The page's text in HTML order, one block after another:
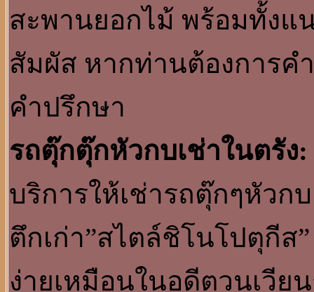
สะพานยอกไม้ พร้อมทั้งแ
สัมผัส หากท่านต้องการค
คำปรึกษา
รถตุ๊กตุ๊กหัวกบเช่าในตรัง:
บริการให้เช่ารถตุ๊กๆหัวก
ตึกเก่า”สไตล์ชิโนโปตุกีส
ง่ายเหมือนในอดีตวนเวี